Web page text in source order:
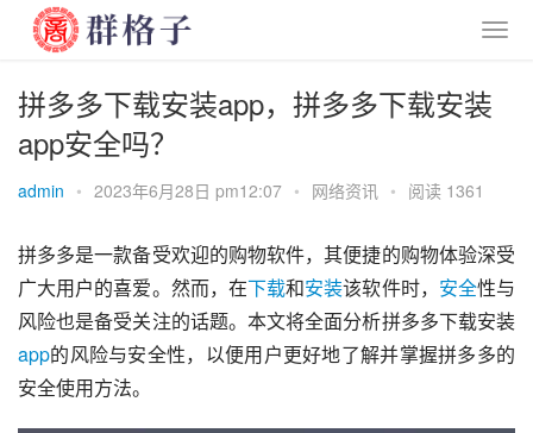
拼多多下载安装app，拼多多下载安装
app安全吗？
admin • 2023年6月28日 pm12:07 • 网络资讯 • 阅读 1361
拼多多是一款备受欢迎的购物软件，其便捷的购物体验深受
广大用户的喜爱。然而，在下载和安装该软件时， 安全性与
风险也是备受关注的话题。本文将全面分析拼多多下载安装
app的风险与安全性，以便用户更好地了解并掌握拼多多的
安全使用方法。